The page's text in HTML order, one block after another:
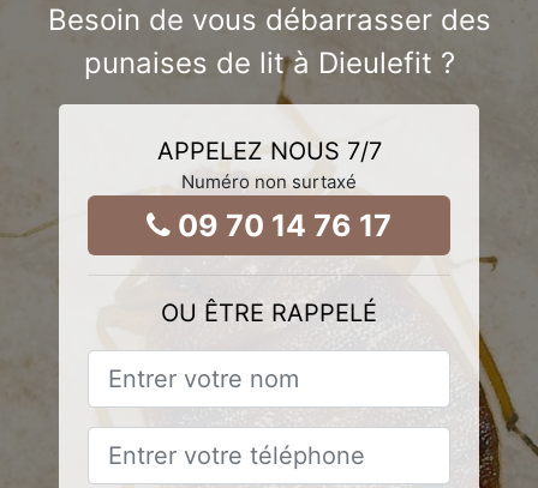
Besoin de vous débarrasser des
punaises de lit à Dieulefit ?
APPELEZ NOUS 7/7
Numéro non surtaxé
09 70 14 76 17
OU ÊTRE RAPPELÉ